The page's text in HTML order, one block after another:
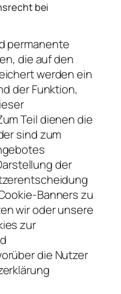
bei
permanente
die auf den
werden ein
der Funktion,
Teil dienen die
sind zum
der
Banners zu
wir oder unsere
zur
die Nutzer